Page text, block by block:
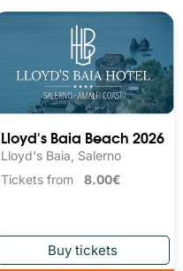
Lloyd's Baia Beach 2026
Lloyd's Baia, Salerno
Tickets from 8.00€